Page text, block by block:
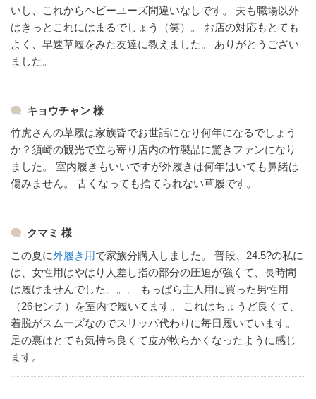
いし、これからヘビーユーズ間違いなしです。
夫も職場以外
はきっとこれにはまるでしょう（笑）。
お店の対応もとても
よく、早速草履をみた友達に教えました。
ありがとうござい
ました。
キョウチャン 様
竹虎さんの草履は家族皆でお世話になり何年になるでしょう
か？須崎の観光で立ち寄り店内の竹製品に驚きファンになり
ました。
室内履きもいいですが外履きは何年はいても鼻緒は
傷みません。
古くなっても捨てられない草履です。
クマミ 様
この夏に外履き用で家族分購入しました。
普段、24.5?の私に
は、女性用はやはり人差し指の部分の圧迫が強くて、長時間
は履けませんでした。。。
もっぱら主人用に買った男性用
（26センチ）を室内で履いてます。
これはちょうど良くて、
着脱がスムーズなのでスリッパ代わりに毎日履いています。
足の裏はとても気持ち良くて皮が軟らかくなったように感じ
ます。